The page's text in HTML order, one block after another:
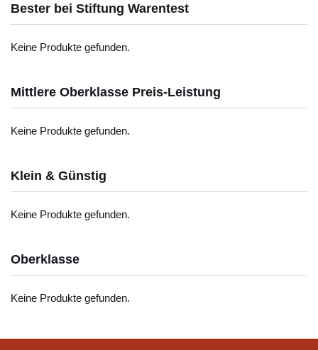
Bester bei Stiftung Warentest
Keine Produkte gefunden.
Mittlere Oberklasse Preis-Leistung
Keine Produkte gefunden.
Klein & Günstig
Keine Produkte gefunden.
Oberklasse
Keine Produkte gefunden.